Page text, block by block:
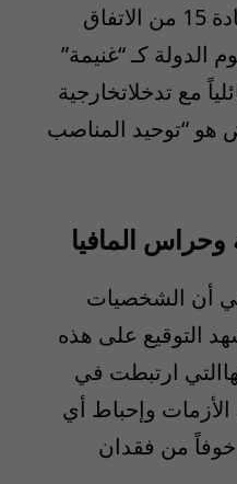
من الاتفاق
الدولة كـ“غنيمة”
مع تدخلاتخارجية
هو “توحيد المناصب
وحراس المافيا
أن الشخصيات
التوقيع على هذه
التي ارتبطت في
الأزمات وإحباط أي
خوفا من فقدان